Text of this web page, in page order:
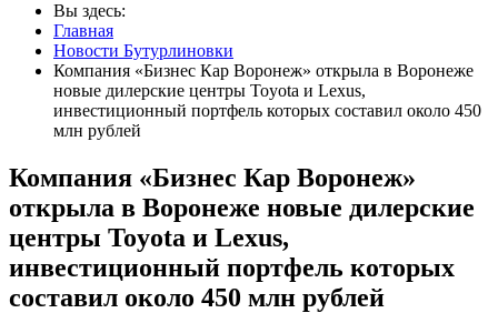
Вы здесь:
Главная
Новости Бутурлиновки
Компания «Бизнес Кар Воронеж» открыла в Воронеже
новые дилерские центры Toyota и Lexus,
инвестиционный портфель которых составил около 450
млн рублей
Компания «Бизнес Кар Воронеж»
открыла в Воронеже новые дилерские
центры Toyota и Lexus,
инвестиционный портфель которых
составил около 450 млн рублей